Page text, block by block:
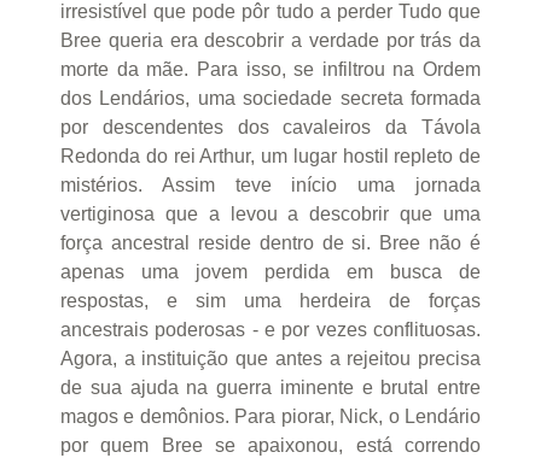
irresistível que pode pôr tudo a perder Tudo que
Bree queria era descobrir a verdade por trás da
morte da mãe. Para isso, se infiltrou na Ordem
dos Lendários, uma sociedade secreta formada
por descendentes dos cavaleiros da Távola
Redonda do rei Arthur, um lugar hostil repleto de
mistérios. Assim teve início uma jornada
vertiginosa que a levou a descobrir que uma
força ancestral reside dentro de si. Bree não é
apenas uma jovem perdida em busca de
respostas, e sim uma herdeira de forças
ancestrais poderosas - e por vezes conflituosas.
Agora, a instituição que antes a rejeitou precisa
de sua ajuda na guerra iminente e brutal entre
magos e demônios. Para piorar, Nick, o Lendário
por quem Bree se apaixonou, está correndo